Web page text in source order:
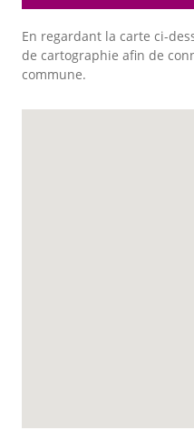
En regardant la carte ci-
de cartographie afin de
commune.